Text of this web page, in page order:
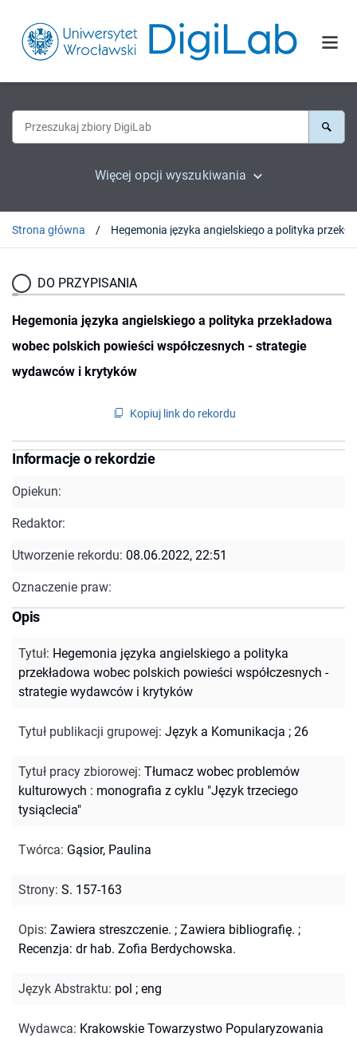
Więcej opcji wyszukiwania
Strona główna
DO PRZYPISANIA
Hegemonia języka angielskiego a polityka przekładowa
wobec polskich powieści współczesnych - strategie
wydawców i krytyków
Kopiuj link do rekordu
Informacje o rekordzie
Opiekun:
Redaktor:
Utworzenie rekordu: 08.06.2022, 22:51
Oznaczenie praw:
Opis
Tytuł: Hegemonia języka angielskiego a polityka
przekładowa wobec polskich powieści współczesnych -
strategie wydawców i krytyków
Tytuł publikacji grupowej: Język a Komunikacja ; 26
Tytuł pracy zbiorowej: Tłumacz wobec problemów
kulturowych : monografia z cyklu "Język trzeciego
tysiąclecia"
Twórca: Gąsior, Paulina
Strony: S. 157-163
Opis: Zawiera streszczenie. ; Zawiera bibliografię. ;
Recenzja: dr hab. Zofia Berdychowska.
Język Abstraktu: pol ; eng
Wydawca: Krakowskie Towarzystwo Popularyzowania